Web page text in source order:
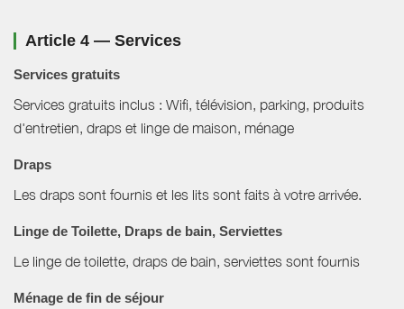
Article 4 — Services
Services gratuits
Services gratuits inclus : Wifi, télévision, parking, produits
d'entretien, draps et linge de maison, ménage
Draps
Les draps sont fournis et les lits sont faits à votre arrivée.
Linge de Toilette, Draps de bain, Serviettes
Le linge de toilette, draps de bain, serviettes sont fournis
Ménage de fin de séjour